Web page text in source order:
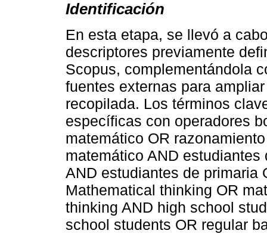
Identificación
En esta etapa, se llevó a
descriptores previamente
Scopus, complementándola
fuentes externas para
recopilada. Los términos
específicas con operadores
matemático OR
matemático AND
AND estudiantes de primaria
Mathematical thinking OR
thinking AND high school
school students OR regular